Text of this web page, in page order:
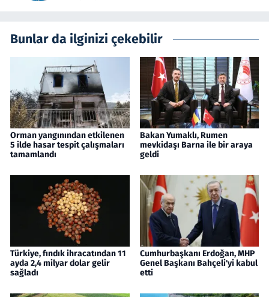
Bunlar da ilginizi çekebilir
Orman yangınından etkilenen
5 ilde hasar tespit çalışmaları
tamamlandı
Bakan Yumaklı, Rumen
mevkidaşı Barna ile bir araya
geldi
Türkiye, fındık ihracatından 11
ayda 2,4 milyar dolar gelir
sağladı
Cumhurbaşkanı Erdoğan, MHP
Genel Başkanı Bahçeli'yi kabul
etti